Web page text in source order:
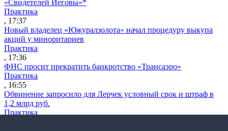
«Свидетелей Иеговы»*
Практика
, 17:37
Новый владелец «Южуралзолота» начал процедуру выкупа
акций у миноритариев
Практика
, 17:36
ФНС просит прекратить банкротство «Трансаэро»
Практика
, 16:55
Обвинение запросило для Лерчек условный срок и штраф в
1,2 млрд руб.
Практика